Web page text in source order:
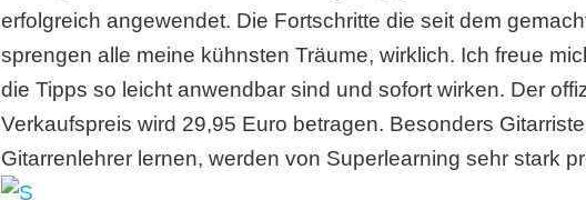
erfolgreich angewendet. Die Fortschritte die seit dem
sprengen alle meine kühnsten Träume, wirklich. Ich freue
die Tipps so leicht anwendbar sind und sofort wirken. Der
Verkaufspreis wird 29,95 Euro betragen. Besonders
Gitarrenlehrer lernen, werden von Superlearning sehr stark